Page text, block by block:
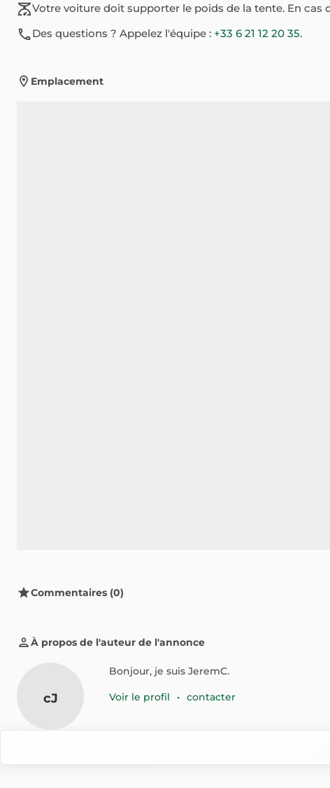
Votre voiture doit supporter le poids de la tente. En
Des questions ? Appelez l'équipe : +33 6 21 12 20 35.
Emplacement
Commentaires (0)
À propos de l'auteur de l'annonce
cJ
Bonjour, je suis JeremC.
Voir le profil • contacter